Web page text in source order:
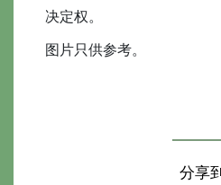
决定权。
图片只供参考。
分享